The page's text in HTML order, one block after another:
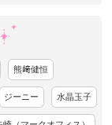
熊﨑健恒
ジーニー 水晶玉子